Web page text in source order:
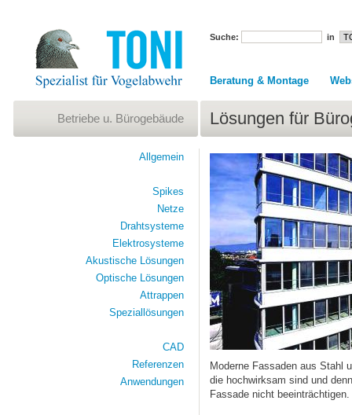
Suche: in
Beratung & Montage
Lösungen für
Moderne Fassaden aus Stahl
die hochwirksam sind und
Fassade nicht beeinträchtigen.
Betriebe u. Bürogebäude
Allgemein
Spikes
Netze
Drahtsysteme
Elektrosysteme
Akustische Lösungen
Optische Lösungen
Attrappen
Speziallösungen
CAD
Referenzen
Anwendungen